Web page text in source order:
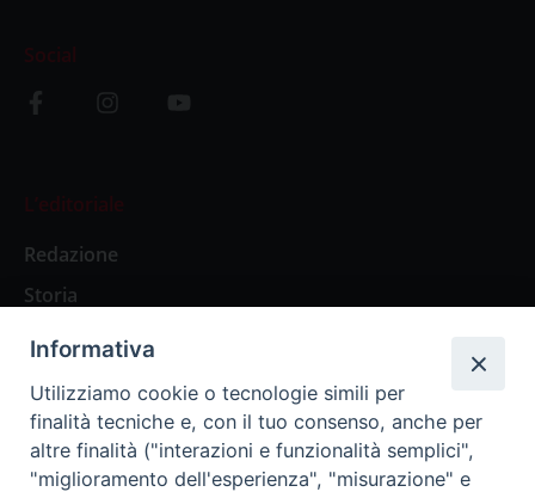
Social
L’editoriale
Redazione
Storia
Abbonamenti
Abbonamento Annuale Digitale
Abbonamento Annuale Cartaceo
Informativa
Utilizziamo cookie o tecnologie simili per
finalità tecniche e, con il tuo consenso, anche per
altre finalità ("interazioni e funzionalità semplici",
"miglioramento dell'esperienza", "misurazione" e